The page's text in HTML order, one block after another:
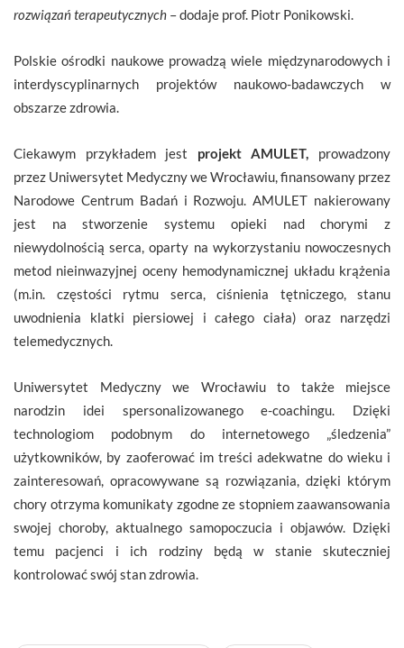
rozwiązań terapeutycznych – dodaje prof. Piotr Ponikowski.
Polskie ośrodki naukowe prowadzą wiele międzynarodowych i
interdyscyplinarnych projektów naukowo-badawczych w
obszarze zdrowia.
Ciekawym przykładem jest projekt AMULET,
prowadzony
przez Uniwersytet Medyczny we Wrocławiu, finansowany przez
Narodowe Centrum Badań i Rozwoju. AMULET nakierowany
jest na stworzenie systemu opieki nad chorymi z
niewydolnością serca, oparty na wykorzystaniu nowoczesnych
metod nieinwazyjnej oceny hemodynamicznej układu krążenia
(m.in. częstości rytmu serca, ciśnienia tętniczego, stanu
uwodnienia klatki piersiowej i całego ciała) oraz narzędzi
telemedycznych.
Uniwersytet Medyczny we Wrocławiu to także miejsce
narodzin idei spersonalizowanego e-coachingu. Dzięki
technologiom podobnym do internetowego „śledzenia”
użytkowników, by zaoferować im treści adekwatne do wieku i
zainteresowań, opracowywane są rozwiązania, dzięki którym
chory otrzyma komunikaty zgodne ze stopniem zaawansowania
swojej choroby, aktualnego samopoczucia i objawów. Dzięki
temu pacjenci i ich rodziny będą w stanie skuteczniej
kontrolować swój stan zdrowia.